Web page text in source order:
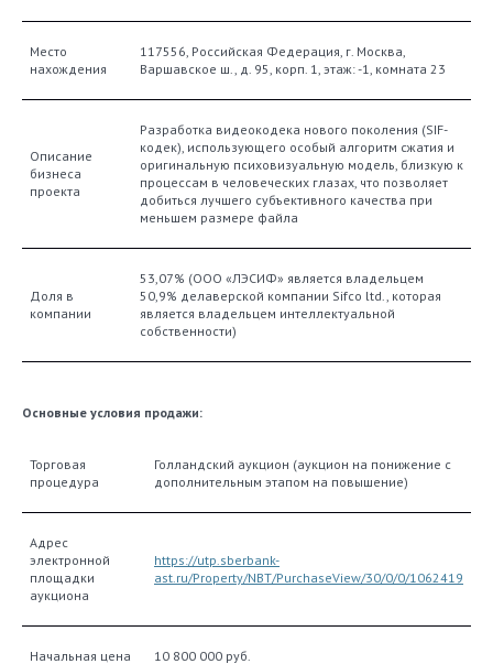
Место
нахождения
117556, Российская Федерация, г. Москва,
Варшавское ш., д. 95, корп. 1, этаж: -1, комната 23
Описание
бизнеса
проекта
Разработка видеокодека нового поколения (SIF-
кодек), использующего особый алгоритм сжатия и
оригинальную психовизуальную модель, близкую к
процессам в человеческих глазах, что позволяет
добиться лучшего субъективного качества при
меньшем размере файла
Доля в
компании
53,07% (ООО «ЛЭСИФ» является владельцем
50,9% делаверской компании Sifco ltd., которая
является владельцем интеллектуальной
собственности)
Основные условия продажи:
Торговая
процедура
Голландский аукцион (аукцион на понижение с
дополнительным этапом на повышение)
Адрес
электронной
площадки
аукциона
https://utp.sberbank-
ast.ru/Property/NBT/PurchaseView/30/0/0/1062419
Начальная цена 10 800 000 руб.